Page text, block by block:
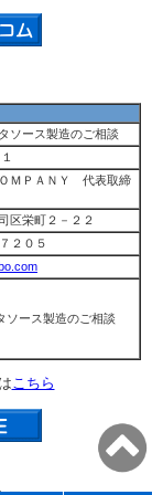
ソース製造のご相談
ＭＰＡＮＹ 代表取締
区栄町２－２２
２０５
ソース製造のご相談
こちら